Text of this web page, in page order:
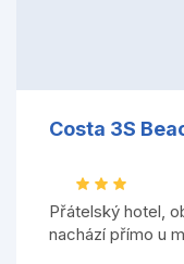
Costa 3S
Přátelský hotel,
nachází přímo u